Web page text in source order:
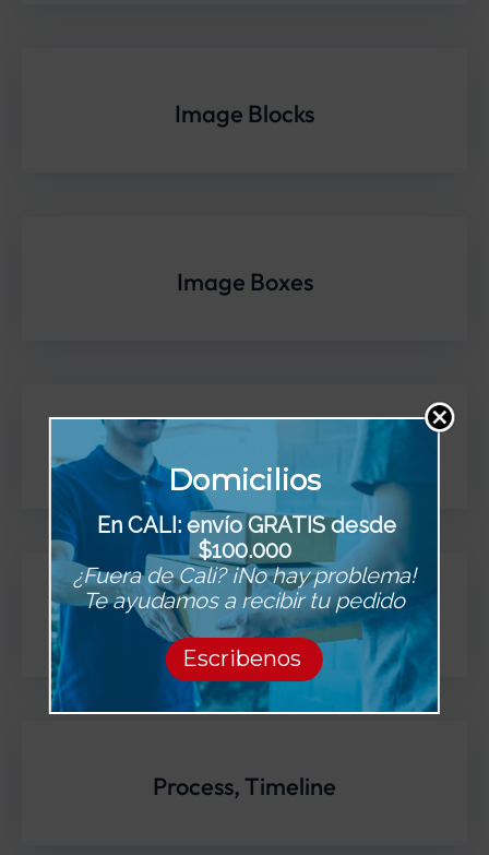
Image Blocks
Image Boxes
Testimonials, Quotes
Tabs
Process, Timeline
Domicilios
En CALI: envío GRATIS desde
$100.000
¿Fuera de Cali? ¡No hay problema!
Te ayudamos a recibir tu pedido
Escribenos